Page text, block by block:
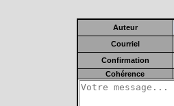
Auteur
Courriel
Confirmation
Cohérence